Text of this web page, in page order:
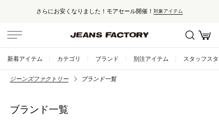
さらにお安くなりました！モアセール開催！ 対象アイテム
新着アイテム カテゴリ ブランド 別注アイテム スタッフス
ジーンズファクトリー ブランド一覧
ブランド一覧